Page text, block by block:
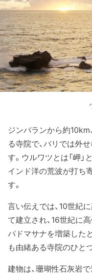
ジンバランから約
る寺院で、バリでは外
す。ウルワツとは「岬
インド洋の荒波が打ち
す。
言い伝えでは、10世紀に
て建立され、16世紀に
パドマサナを増築した
も由緒ある寺院のひと
建物は、珊瑚性石灰岩